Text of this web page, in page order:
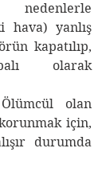
nedenlerle
hava) yanlış
kapatılıp,
olarak
olan
için,
durumda